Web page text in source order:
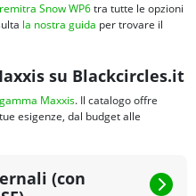
Snow WP6tra tutte le opzioni
la nostra guida per trovare il
su Blackcircles.it
Maxxis. Il catalogo offre
esigenze, dal budget alle
(con